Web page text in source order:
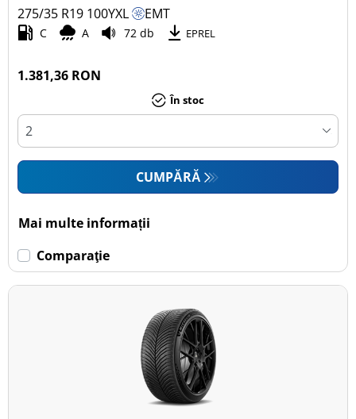
275/35 R19 100YXL EMT
C A 72 db EPREL
1.381,36 RON
În stoc
CUMPĂRĂ
Mai multe informații
Comparaţie